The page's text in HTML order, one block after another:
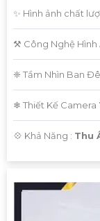
✨ Hình ảnh chất
⚒ Công Nghệ Hình
❈ Tầm Nhìn Ban
❄ Thiết Kế Camera
️💠 Khả Năng : Thu